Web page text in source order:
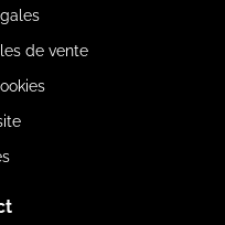
de vente